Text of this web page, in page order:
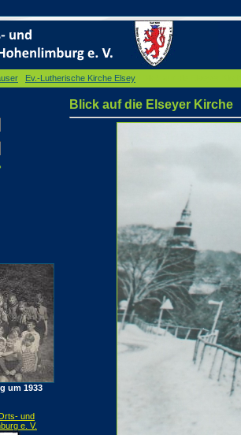
Ev.-Lutherische Kirche Elsey
um 1933
und
e. V.
Blick auf die Elseyer Kirche